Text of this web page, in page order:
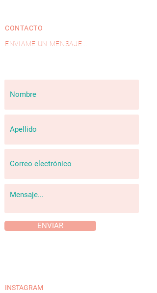
CONTACTO
ENVIAME UN MENSAJE...
ENVIAR
INSTAGRAM